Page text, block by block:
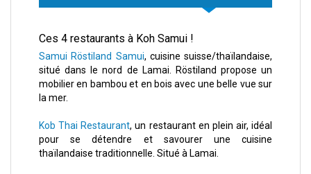
Ces 4 restaurants à Koh Samui !
Samui Röstiland Samui, cuisine suisse/thaïlandaise,
situé dans le nord de Lamai. Röstiland propose un
mobilier en bambou et en bois avec une belle vue sur
la mer.
Kob Thai Restaurant, un restaurant en plein air, idéal
pour se détendre et savourer une cuisine
thaïlandaise traditionnelle. Situé à Lamai.